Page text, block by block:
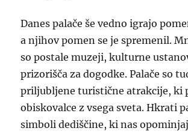
Danes palače še vedno igrajo
a njihov pomen se je spremenil.
so postale muzeji, kulturne
prizorišča za dogodke. Palače so
priljubljene turistične atrakcije, ki
obiskovalce z vsega sveta. Hkrati
simboli dediščine, ki nas